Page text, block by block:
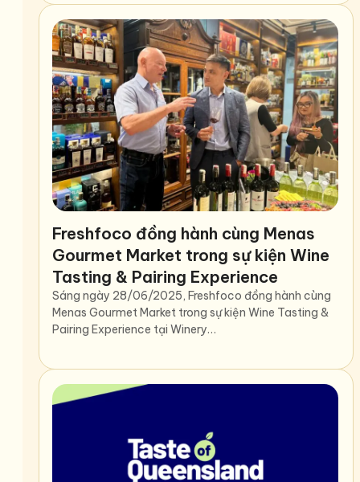
Freshfoco đồng hành cùng Menas
Gourmet Market trong sự kiện Wine
Tasting & Pairing Experience
Sáng ngày 28/06/2025, Freshfoco đồng hành cùng
Menas Gourmet Market trong sự kiện Wine Tasting &
Pairing Experience tại Winery…